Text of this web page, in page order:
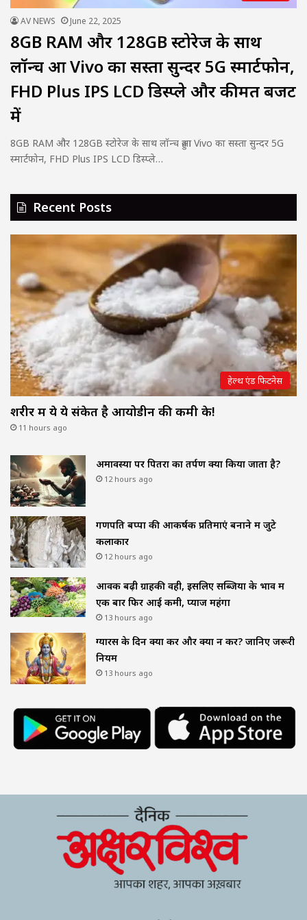
AV NEWS June 22, 2025
8GB RAM और 128GB स्टोरेज के साथ
लॉन्च हुआ Vivo का सस्ता सुन्दर 5G स्मार्टफोन,
FHD Plus IPS LCD डिस्प्ले और कीमत बजट
में
8GB RAM और 128GB स्टोरेज के साथ लॉन्च हुआ Vivo का सस्ता सुन्दर 5G
स्मार्टफोन, FHD Plus IPS LCD डिस्प्ले…
Recent Posts
हेल्थ एंड फिटनेस
शरीर में ये ये संकेत है आयोडीन की कमी के!
11 hours ago
अमावस्या पर पितरों का तर्पण क्यों किया जाता है?
12 hours ago
गणपति बप्पा की आकर्षक प्रतिमाएं बनाने में जुटे
कलाकार
12 hours ago
आवक बढ़ी ग्राहकी वही, इसलिए सब्जियों के भाव में
एक बार फिर आई कमी, प्याज महंगा
13 hours ago
ग्यारस के दिन क्या करें और क्या न करें? जानिए जरूरी
नियम
13 hours ago